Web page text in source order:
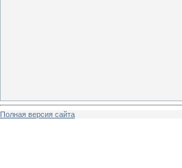
Полная версия сайта